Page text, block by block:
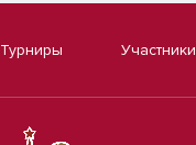
Турниры Участники